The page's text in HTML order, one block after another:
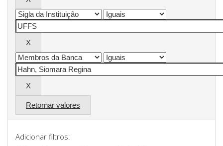
Retornar valores
Adicionar filtros: